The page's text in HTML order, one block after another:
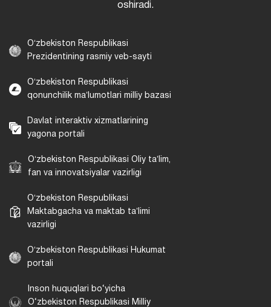
oshiradi.
Oʻzbekiston Respublikasi
Prezidentining rasmiy veb-sayti
Oʻzbekiston Respublikasi
qonunchilik maʼlumotlari milliy bazasi
Davlat interaktiv xizmatlarining
yagona portali
Oʻzbekiston Respublikasi Oliy taʼlim,
fan va innovatsiyalar vazirligi
Oʻzbekiston Respublikasi
Maktabgacha va maktab taʼlimi
vazirligi
Oʻzbekiston Respublikasi Hukumat
portali
Inson huquqlari bo‘yicha
O‘zbekiston Respublikasi Milliy